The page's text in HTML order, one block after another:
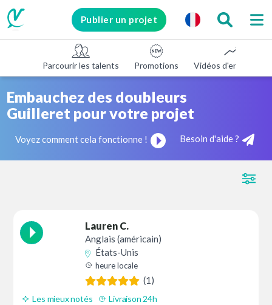
Publier un projet
Parcourir les talents Promotions Vidéos d'entreprise
Embauchez des doubleurs
Guilleret pour votre projet
Voyez comment cela fonctionne ! Besoin d'aide ?
Lauren C.
Anglais (américain)
États-Unis
heure locale
(1)
Les mieux notés
Livraison 24h